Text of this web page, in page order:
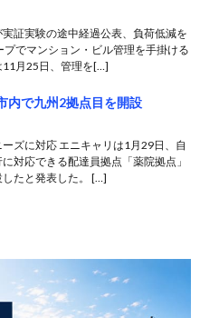
証実験の途中経過公表、負荷低減を
プでマンション・ビル管理を手掛ける
11月25日、管理を[…]
内で九州2拠点目を開設
ズに対応 エニキャリは1月29日、自
対応できる配達員拠点「薬院拠点」
たと発表した。 […]